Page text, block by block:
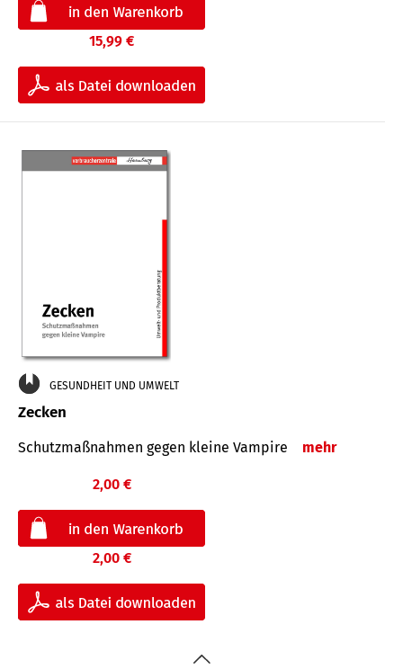
15,99 €
GESUNDHEIT UND UMWELT
Zecken
Schutz­maß­nahmen gegen kleine Vampire mehr
2,00 €
2,00 €